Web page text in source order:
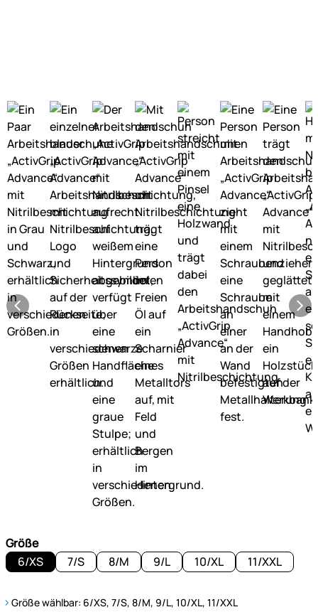
Größe
6/XS
7/S 8/M 9/L 10/XL 11/XXL
Größe wählbar: 6/XS, 7/S, 8/M, 9/L, 10/XL, 11/XXL